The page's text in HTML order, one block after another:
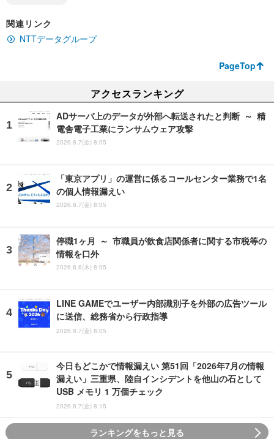
関連リンク
NTTデータグループ
PageTop
アクセスランキング
ADサーバ上のデータが外部へ転送されたと判断 ～ 精
電舎電子工業にランサムウェア攻撃
2026.8.7(金) 8:05
「東京アプリ」の運営に係るコールセンター業務で1名
の個人情報漏えい
2026.8.7(金) 8:05
停職1ヶ月 ～ 市職員が飲食店関係者に関する市税等の
情報を口外
2026.8.6(木) 8:05
LINE GAMEでユーザー内部識別子を外部の広告ツール
に送信、総務省から行政指導
2026.8.7(金) 8:05
今日もどこかで情報漏えい 第51回「2026年7月の情報
漏えい」三重県、陸自インシデントを他山の石として
USB メモリ 1 万個チェック
2026.8.7(金) 8:15
ランキングをもっと見る